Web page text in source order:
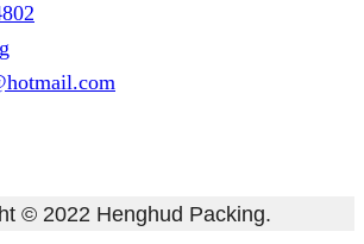
© 2022 Henghud Packing.